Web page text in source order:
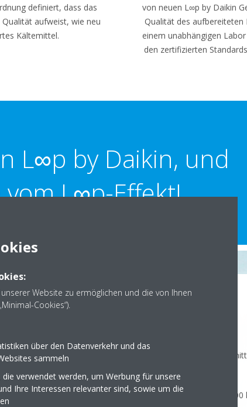
definiert, dass das
aufweist, wie neu
Kältemittel.
von neuen L∞p by Daikin
Qualität des
einem unabhängigen
den zertifizierten
L∞p by Daikin, und
L∞p-Effekt!
Entscheidung für Geräte mit aufbereitetem
Machen Sie einen Unterschied, indem Sie Teil der
Initiative sind, durch die jedes Jahr mehr als 250.000
Website zu ermöglichen und die von Ihnen
Cookies“).
über den Datenverkehr und das
sammeln
die verwendet werden, um Werbung für unsere
Ihre Interessen relevanter sind, sowie um die